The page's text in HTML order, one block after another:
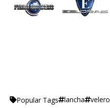
Popular Tags lancha velero